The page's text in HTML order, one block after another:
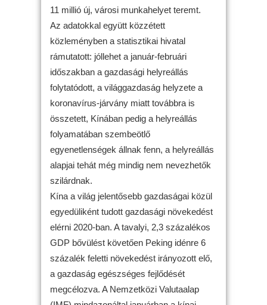
11 millió új, városi munkahelyet teremt.
Az adatokkal együtt közzétett
közleményben a statisztikai hivatal
rámutatott: jóllehet a január-februári
időszakban a gazdasági helyreállás
folytatódott, a világgazdaság helyzete a
koronavírus-járvány miatt továbbra is
összetett, Kínában pedig a helyreállás
folyamatában szembeötlő
egyenetlenségek állnak fenn, a helyreállás
alapjai tehát még mindig nem nevezhetők
szilárdnak.
Kína a világ jelentősebb gazdaságai közül
egyedüliként tudott gazdasági növekedést
elérni 2020-ban. A tavalyi, 2,3 százalékos
GDP bővülést követően Peking idénre 6
százalék feletti növekedést irányozott elő,
a gazdaság egészséges fejlődését
megcélozva. A Nemzetközi Valutaalap